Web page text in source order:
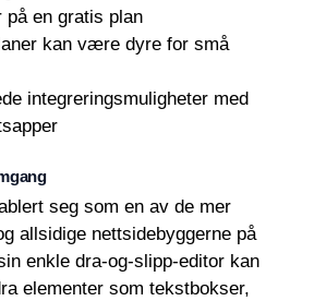
på en gratis plan
kan være dyre for små
integreringsmuligheter med
seg som en av de mer
allsidige nettsidebyggerne på
enkle dra-og-slipp-editor kan
elementer som tekstbokser,